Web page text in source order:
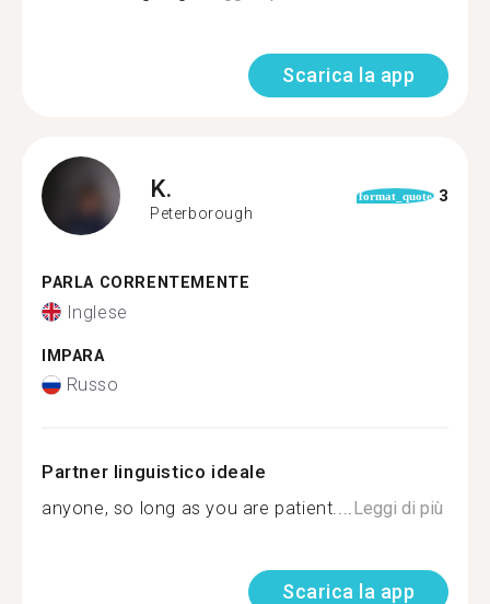
Scarica la app
K.
Peterborough
format_quote 3
PARLA CORRENTEMENTE
Inglese
IMPARA
Russo
Partner linguistico ideale
anyone, so long as you are patient....Leggi di più
Scarica la app